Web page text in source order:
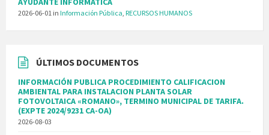
2026-06-01 in Información Pública, RECURSOS HUMANOS
ÚLTIMOS DOCUMENTOS
INFORMACIÓN PUBLICA PROCEDIMIENTO CALIFICACION
AMBIENTAL PARA INSTALACION PLANTA SOLAR
FOTOVOLTAICA «ROMANO», TERMINO MUNICIPAL DE TARIFA.
(EXPTE 2024/9231 CA-OA)
2026-08-03